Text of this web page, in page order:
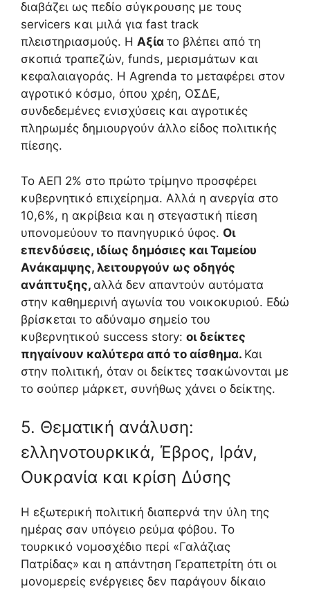
διαβάζει ως πεδίο σύγκρουσης με τους
servicers και μιλά για fast track
πλειστηριασμούς. Η Αξία το βλέπει από τη
σκοπιά τραπεζών, funds, μερισμάτων και
κεφαλαιαγοράς. Η Agrenda το μεταφέρει στον
αγροτικό κόσμο, όπου χρέη, ΟΣΔΕ,
συνδεδεμένες ενισχύσεις και αγροτικές
πληρωμές δημιουργούν άλλο είδος πολιτικής
πίεσης.
Το ΑΕΠ 2% στο πρώτο τρίμηνο προσφέρει
κυβερνητικό επιχείρημα. Αλλά η ανεργία στο
10,6%, η ακρίβεια και η στεγαστική πίεση
υπονομεύουν το πανηγυρικό ύφος. Οι
επενδύσεις, ιδίως δημόσιες και Ταμείου
Ανάκαμψης, λειτουργούν ως οδηγός
ανάπτυξης, αλλά δεν απαντούν αυτόματα
στην καθημερινή αγωνία του νοικοκυριού. Εδώ
βρίσκεται το αδύναμο σημείο του
κυβερνητικού success story: οι δείκτες
πηγαίνουν καλύτερα από το αίσθημα. Και
στην πολιτική, όταν οι δείκτες τσακώνονται με
το σούπερ μάρκετ, συνήθως χάνει ο δείκτης.
5. Θεματική ανάλυση:
ελληνοτουρκικά, Έβρος, Ιράν,
Ουκρανία και κρίση Δύσης
Η εξωτερική πολιτική διαπερνά την ύλη της
ημέρας σαν υπόγειο ρεύμα φόβου. Το
τουρκικό νομοσχέδιο περί «Γαλάζιας
Πατρίδας» και η απάντηση Γεραπετρίτη ότι οι
μονομερείς ενέργειες δεν παράγουν δίκαιο